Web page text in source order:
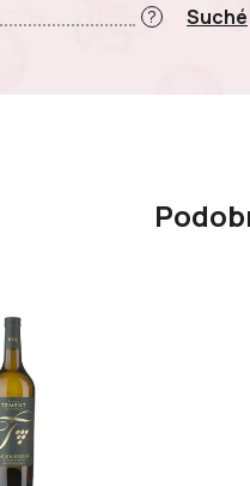
? Suché